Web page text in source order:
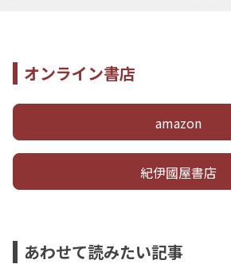
オンライン書店
amazon
紀伊國屋書店
あわせて読みたい記事